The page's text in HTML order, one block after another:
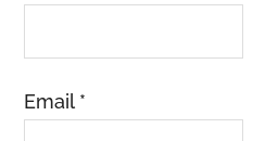
Email *